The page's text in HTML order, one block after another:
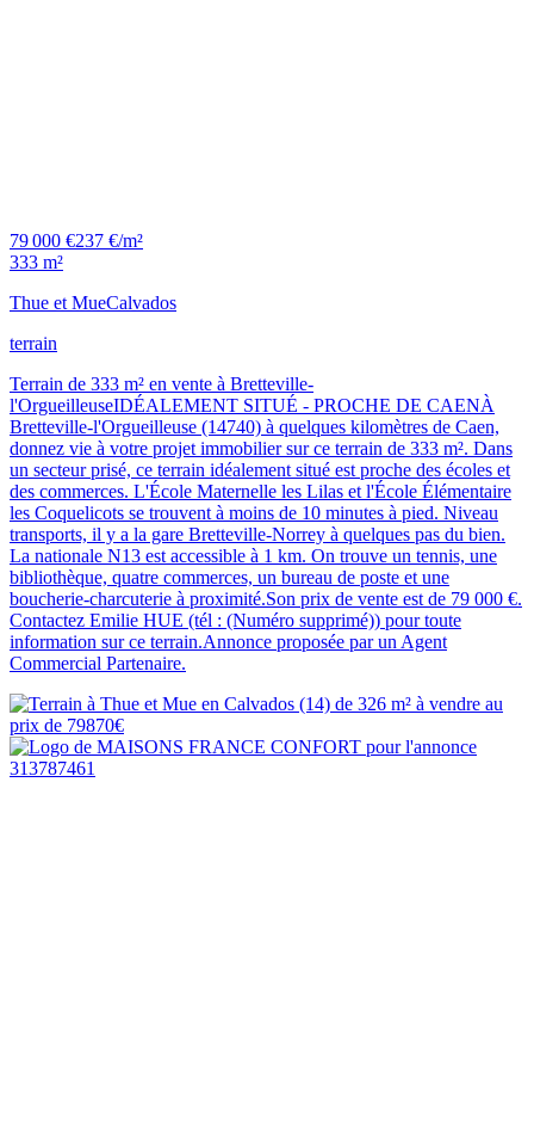
79 000 €237 €/m²
333 m²
Thue et MueCalvados
terrain
Terrain de 333 m² en vente à Bretteville-
l'OrgueilleuseIDÉALEMENT SITUÉ - PROCHE DE CAENÀ
Bretteville-l'Orgueilleuse (14740) à quelques kilomètres de Caen,
donnez vie à votre projet immobilier sur ce terrain de 333 m². Dans
un secteur prisé, ce terrain idéalement situé est proche des écoles et
des commerces. L'École Maternelle les Lilas et l'École Élémentaire
les Coquelicots se trouvent à moins de 10 minutes à pied. Niveau
transports, il y a la gare Bretteville-Norrey à quelques pas du bien.
La nationale N13 est accessible à 1 km. On trouve un tennis, une
bibliothèque, quatre commerces, un bureau de poste et une
boucherie-charcuterie à proximité.Son prix de vente est de 79 000 €.
Contactez Emilie HUE (tél : (Numéro supprimé)) pour toute
information sur ce terrain.Annonce proposée par un Agent
Commercial Partenaire.